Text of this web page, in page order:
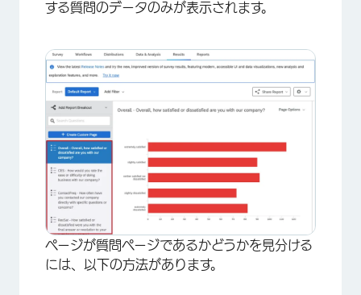
する質問のデータのみが表示されます。
ページが質問ページであるかどうかを見分ける
には、以下の方法があります。